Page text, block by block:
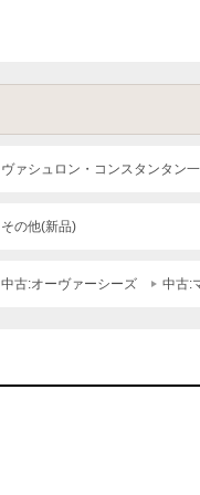
ヴァシュロン・コンスタンタン
その他(新品)
中古:オーヴァーシーズ 中古: